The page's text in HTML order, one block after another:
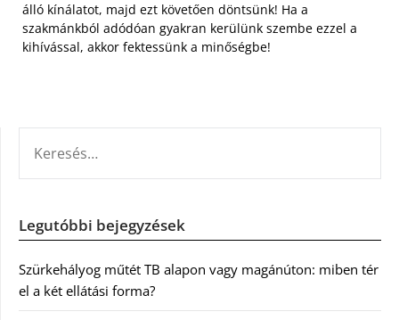
álló kínálatot, majd ezt követően döntsünk! Ha a
szakmánkból adódóan gyakran kerülünk szembe ezzel a
kihívással, akkor fektessünk a minőségbe!
Legutóbbi bejegyzések
Szürkehályog műtét TB alapon vagy magánúton: miben tér
el a két ellátási forma?